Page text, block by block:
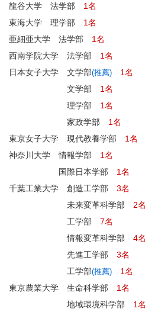
龍谷大学 法学部 1名
東海大学 理学部 1名
亜細亜大学 法学部 1名
西南学院大学 法学部 1名
日本女子大学 文学部(推薦)
1名
文学部 1名
理学部 1名
家政学部 1名
東京女子大学 現代教養学部 1名
神奈川大学 情報学部 1名
国際日本学部 1名
千葉工業大学 創造工学部 3名
未来変革科学部 2名
工学部 7名
情報変革科学部 4名
先進工学部 3名
工学部(推薦)
1名
東京農業大学 生命科学部 1名
地域環境科学部 1名